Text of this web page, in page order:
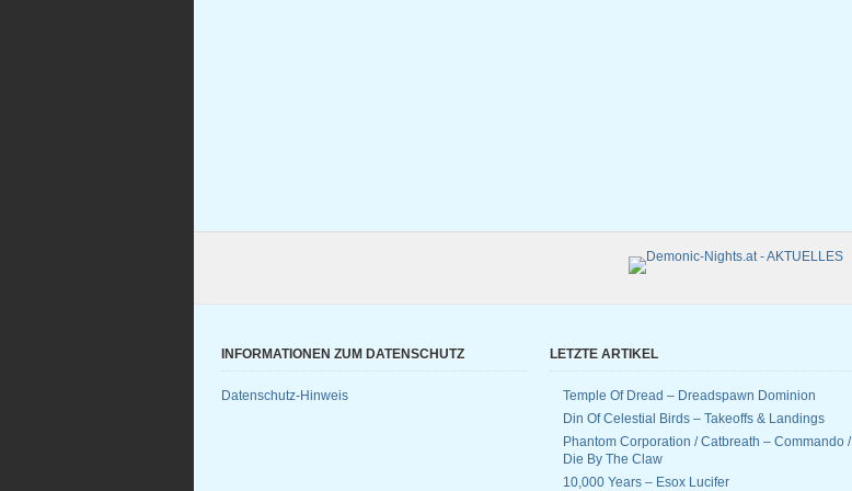
INFORMATIONEN ZUM DATENSCHUTZ
Datenschutz-Hinweis
LETZTE ARTIKEL
Temple Of Dread – Dreadspawn Dominion
Din Of Celestial Birds – Takeoffs & Landings
Phantom Corporation / Catbreath – Commando /
Die By The Claw
10,000 Years – Esox Lucifer